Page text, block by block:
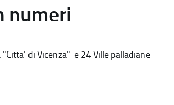
numeri
di Vicenza" e 24 Ville palladiane